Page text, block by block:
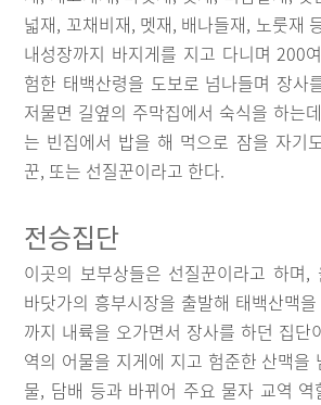
넓재, 꼬채비재, 멧재, 배나들재, 노룻재
내성장까지 바지게를 지고 다니며 200
험한 태백산령을 도보로 넘나들며 장사
저물면 길옆의 주막집에서 숙식을 하는
는 빈집에서 밥을 해 먹으로 잠을 자기
꾼, 또는 선질꾼이라고 한다.
전승집단
이곳의 보부상들은 선질꾼이라고 하며,
바닷가의 흥부시장을 출발해 태백산맥
까지 내륙을 오가면서 장사를 하던 집단
역의 어물을 지게에 지고 험준한 산맥을
물, 담배 등과 바뀌어 주요 물자 교역 역